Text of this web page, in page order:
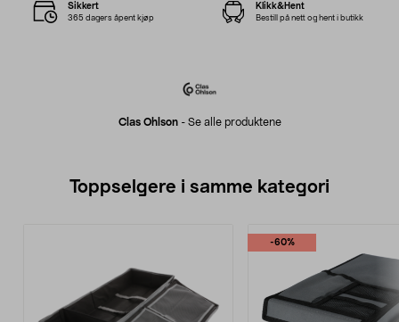
Clas Ohlson- Se alle produktene
Sikkert
365 dagers åpent kjøp
Klikk&Hent
Bestill på nett og hent i butikk
Toppselgere i samme kategori
-60%